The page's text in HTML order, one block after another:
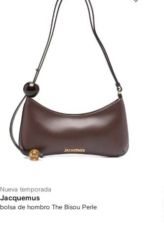
Nueva temporada
Jacquemus
bolsa de hombro The Bisou Perle